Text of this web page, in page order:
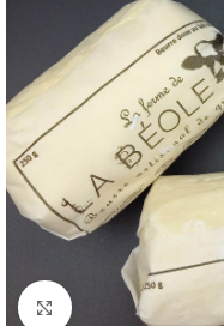
Cliquez pour agrandir